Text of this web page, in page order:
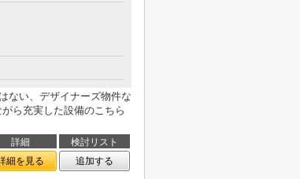
ない、デザイナーズ物件な
ら充実した設備のこちら
詳細
検討リスト
細を見る 追加する